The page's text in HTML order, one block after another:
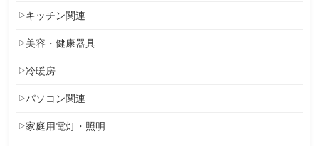
キッチン関連
美容・健康器具
冷暖房
パソコン関連
家庭用電灯・照明